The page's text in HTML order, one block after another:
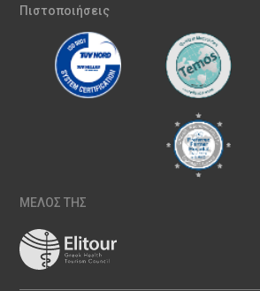
Πιστοποιήσεις
ΜΕΛΟΣ ΤΗΣ